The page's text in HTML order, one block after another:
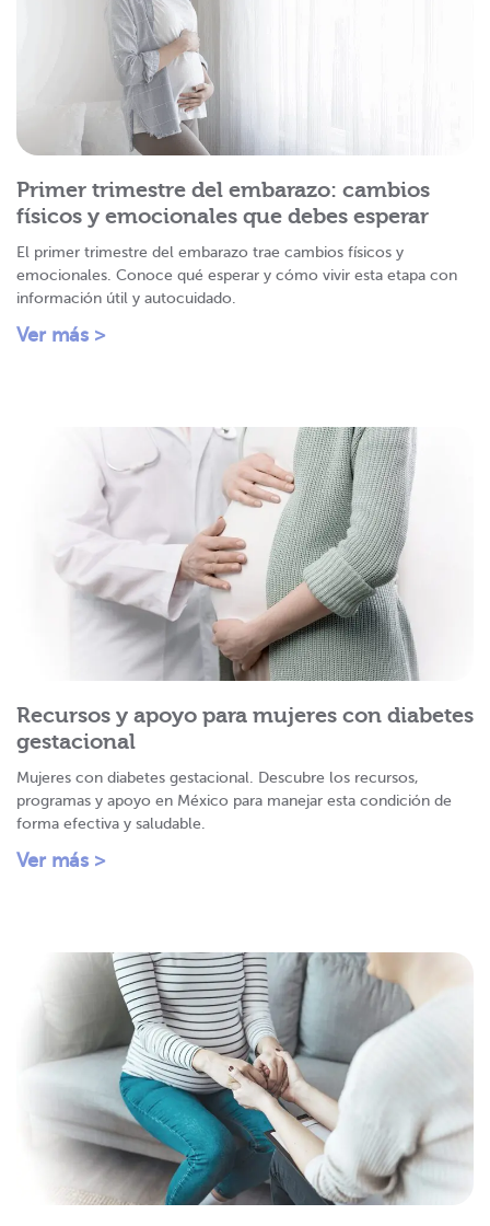
Primer trimestre del embarazo: cambios
físicos y emocionales que debes esperar
El primer trimestre del embarazo trae cambios físicos y
emocionales. Conoce qué esperar y cómo vivir esta etapa con
información útil y autocuidado.
Ver más >
Recursos y apoyo para mujeres con diabetes
gestacional
Mujeres con diabetes gestacional. Descubre los recursos,
programas y apoyo en México para manejar esta condición de
forma efectiva y saludable.
Ver más >